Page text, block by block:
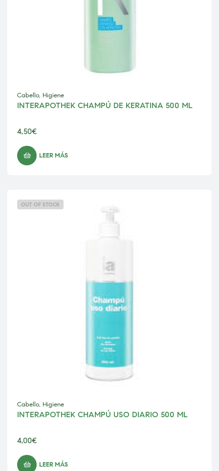
Cabello, Higiene
INTERAPOTHEK CHAMPÚ DE KERATINA 500 ML
4,50€
LEER MÁS
OUT OF STOCK
Cabello, Higiene
INTERAPOTHEK CHAMPÚ USO DIARIO 500 ML
4,00€
LEER MÁS